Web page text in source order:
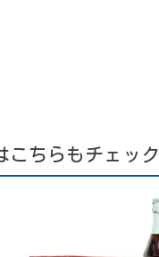
こちらもチェック